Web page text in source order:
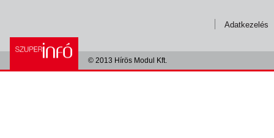
Adatkezelés
© 2013 Hírös Modul Kft.